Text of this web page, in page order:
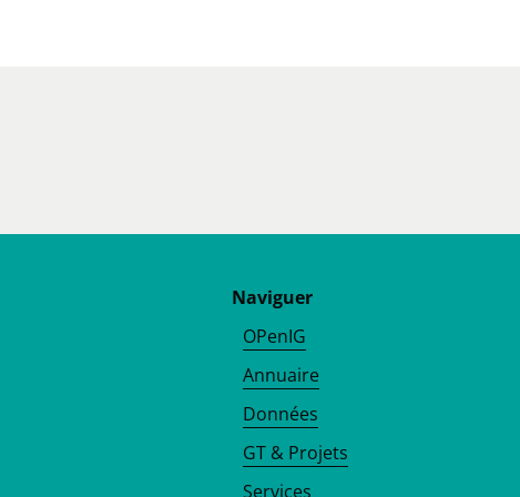
Naviguer
OPenIG
Annuaire
Données
GT & Projets
Services